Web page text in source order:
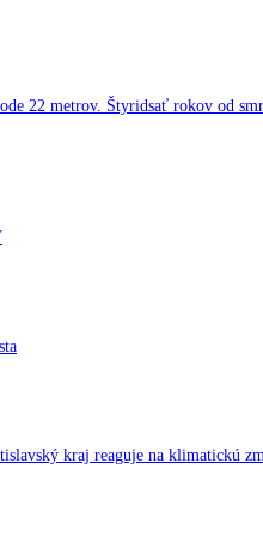
22 metrov. Štyridsať rokov od
kraj reaguje na klimatickú